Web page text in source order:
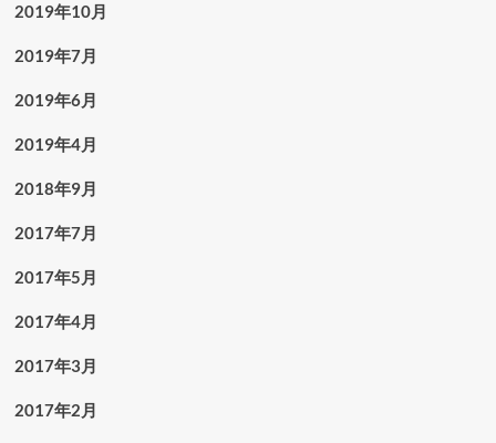
2019年10月
2019年7月
2019年6月
2019年4月
2018年9月
2017年7月
2017年5月
2017年4月
2017年3月
2017年2月